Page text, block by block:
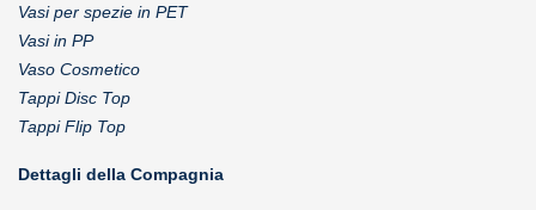
Vasi per spezie in PET
Vasi in PP
Vaso Cosmetico
Tappi Disc Top
Tappi Flip Top
Dettagli della Compagnia